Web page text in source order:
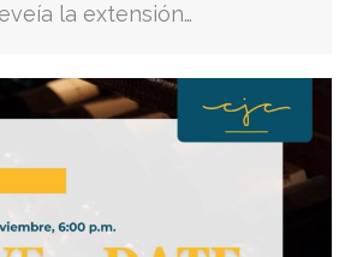
la extensión…